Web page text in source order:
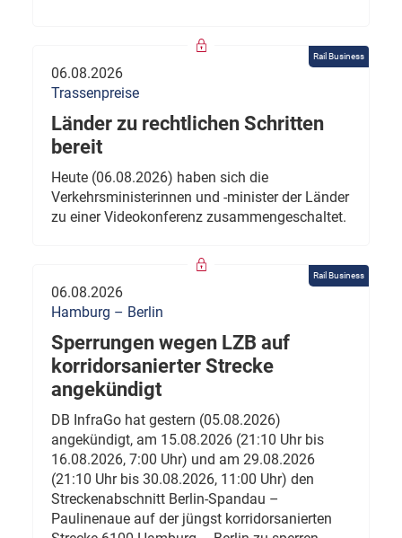
Rail Business
06.08.2026
Trassenpreise
Länder zu rechtlichen Schritten
bereit
Heute (06.08.2026) haben sich die
Verkehrsministerinnen und -minister der Länder
zu einer Videokonferenz zusammengeschaltet.
Rail Business
06.08.2026
Hamburg – Berlin
Sperrungen wegen LZB auf
korridorsanierter Strecke
angekündigt
DB InfraGo hat gestern (05.08.2026)
angekündigt, am 15.08.2026 (21:10 Uhr bis
16.08.2026, 7:00 Uhr) und am 29.08.2026
(21:10 Uhr bis 30.08.2026, 11:00 Uhr) den
Streckenabschnitt Berlin-Spandau –
Paulinenaue auf der jüngst korridorsanierten